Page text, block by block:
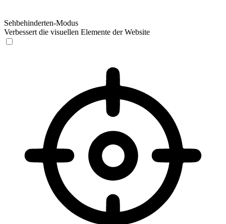
Sehbehinderten-Modus
Verbessert die visuellen Elemente der Website